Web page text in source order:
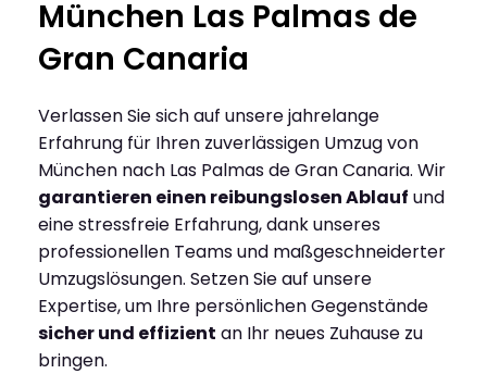
München Las Palmas de
Gran Canaria
Verlassen Sie sich auf unsere jahrelange
Erfahrung für Ihren zuverlässigen Umzug von
München nach Las Palmas de Gran Canaria. Wir
garantieren einen reibungslosen Ablauf und
eine stressfreie Erfahrung, dank unseres
professionellen Teams und maßgeschneiderter
Umzugslösungen. Setzen Sie auf unsere
Expertise, um Ihre persönlichen Gegenstände
sicher und effizient an Ihr neues Zuhause zu
bringen.